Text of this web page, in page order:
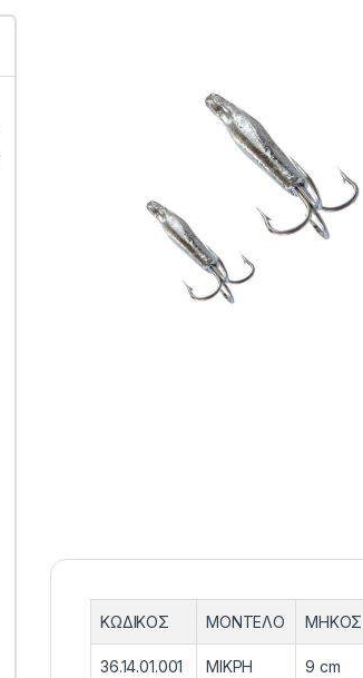
ΚΩΔΙΚΟΣ ΜΟΝΤΕΛΟ ΜΗΚΟΣ
36.14.01.001 MIKPH 9 cm